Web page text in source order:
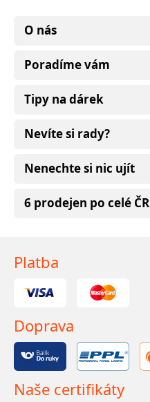
O nás
Poradíme vám
Tipy na dárek
Nevíte si rady?
Nenechte si nic ujít
6 prodejen po celé ČR
Platba
Doprava
Naše certifikáty